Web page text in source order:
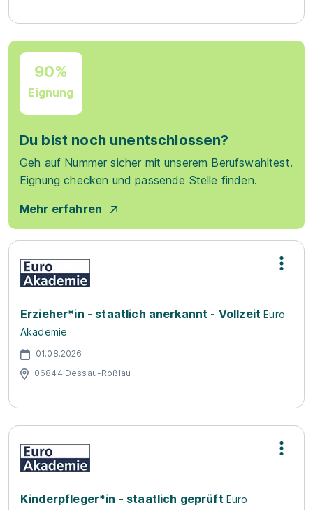
90%
Eignung
Du bist noch unentschlossen?
Geh auf Nummer sicher mit unserem Berufswahltest.
Eignung checken und passende Stelle finden.
Mehr erfahren
Erzieher*in - staatlich anerkannt - Vollzeit Euro
Akademie
01.08.2026
06844 Dessau-Roßlau
Kinderpfleger*in - staatlich geprüft Euro